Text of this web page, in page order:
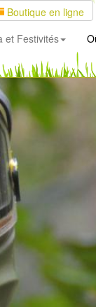
Boutique en ligne
et Festivités